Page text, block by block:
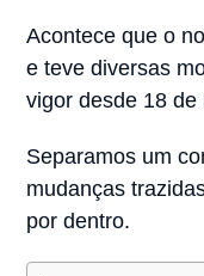
Acontece que o
e teve diversas
vigor desde 18 de
Separamos um
mudanças
por dentro.